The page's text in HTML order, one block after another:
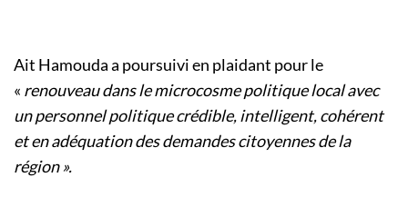
Ait Hamouda a poursuivi en plaidant pour le
« renouveau dans le microcosme politique local avec
un personnel politique crédible, intelligent, cohérent
et en adéquation des demandes citoyennes de la
région ».